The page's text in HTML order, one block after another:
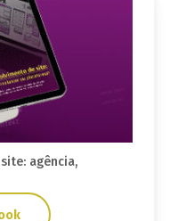
agência,